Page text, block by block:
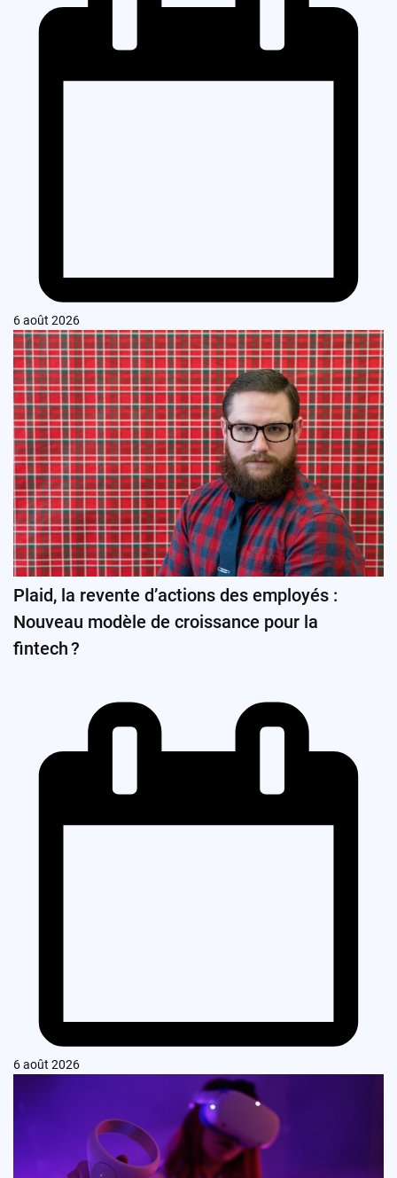
6 août 2026
Plaid, la revente d’actions des employés :
Nouveau modèle de croissance pour la
fintech ?
6 août 2026